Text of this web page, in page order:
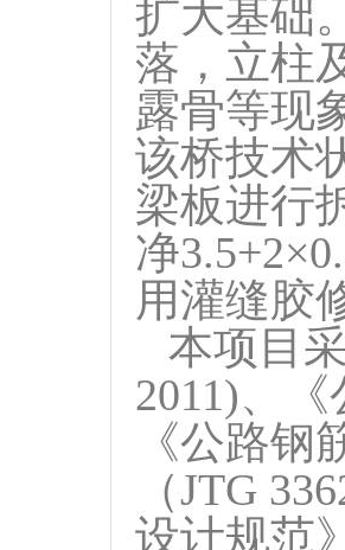
扩大基础
落，立柱
露骨等现
该桥技术
梁板进行
净
用灌缝胶
本项目
2011)、
《公路
（JTG
设计规范